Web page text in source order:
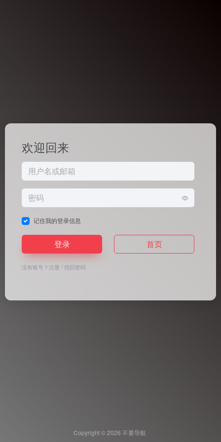
欢迎回来
记住我的登录信息
登录 首页
没有账号？注册 /找回密码
Copyright © 2026 不要导航